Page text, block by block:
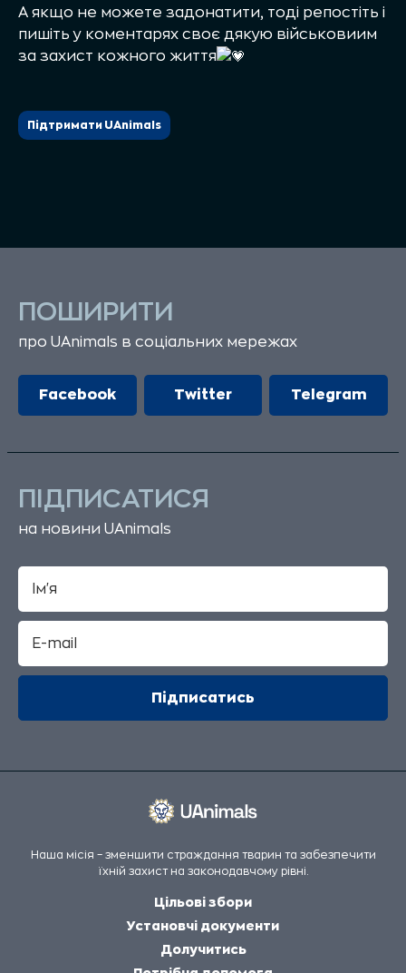
А якщо не можете задонатити, тоді репостіть і
пишіть у коментарях своє дякую військовиим
за захист кожного життя
Підтримати UAnimals
ПОШИРИТИ
про UAnimals в соціальних мережах
Facebook Twitter Telegram
ПІДПИСАТИСЯ
на новини UAnimals
Наша місія – зменшити страждання тварин та забезпечити
їхній захист на законодавчому рівні.
Цільові збори
Установчі документи
Долучитись